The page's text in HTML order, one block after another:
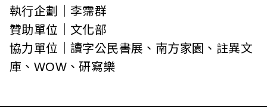
執行企劃｜李霈群
贊助單位｜文化部
協力單位｜讀字公民書展、南方家園、註異文
庫、WOW、研寫樂